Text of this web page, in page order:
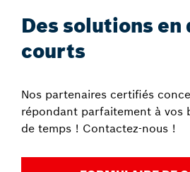
Des solutions en
courts
Nos partenaires certifiés
répondant parfaitement à vos
de temps ! Contactez-nous !